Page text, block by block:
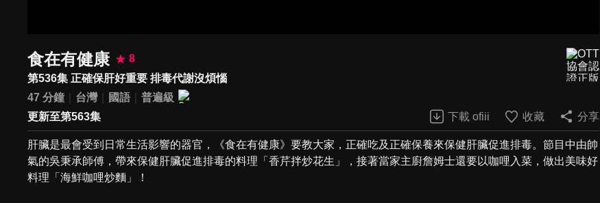
食在有健康
8
第536集 正確保肝好重要 排毒代謝沒煩惱
47 分鐘
台灣 國語
普遍級
更新至第563集
下載 ofiii 收藏 分享
肝臟是最會受到日常生活影響的器官，《食在有健康》要教大家，正確吃及正確保養來保健肝臟促進排毒。節目中由帥
氣的吳秉承師傅，帶來保健肝臟促進排毒的料理「香芹拌炒花生」，接著當家主廚詹姆士還要以咖哩入菜，做出美味好
料理「海鮮咖哩炒麵」！